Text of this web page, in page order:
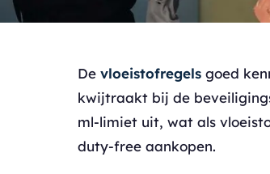
De vloeistofregels goed
kwijtraakt bij de
ml-limiet uit, wat als
duty-free aankopen.